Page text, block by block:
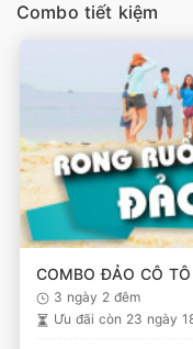
Combo tiết kiệm
COMBO ĐẢO CÔ
3 ngày 2 đêm
Ưu đãi còn 23 ngày